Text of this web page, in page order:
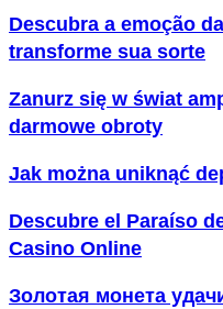
Descubra a emoção
transforme sua sorte
Zanurz się w świat
darmowe obroty
Jak można uniknąć
Descubre el Paraíso
Casino Online
Золотая монета